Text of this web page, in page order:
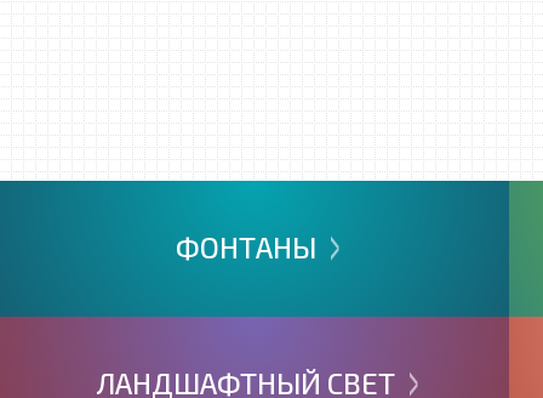
ФОНТАНЫ >
ЛАНДШАФТНЫЙ СВЕТ >